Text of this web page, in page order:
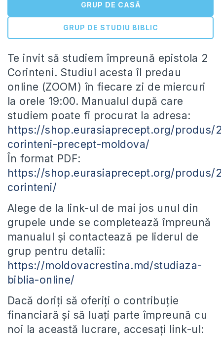
GRUP DE CASĂ
GRUP DE STUDIU BIBLIC
Te invit să studiem împreună epistola 2
Corinteni. Studiul acesta îl predau
online (ZOOM) în fiecare zi de miercuri
la orele 19:00. Manualul după care
studiem poate fi procurat la adresa:
https://shop.eurasiaprecept.org/produs/
corinteni-precept-moldova/
În format PDF:
https://shop.eurasiaprecept.org/produs/
corinteni/
Alege de la link-ul de mai jos unul din
grupele unde se completează împreună
manualul și contactează pe liderul de
grup pentru detalii:
https://moldovacrestina.md/studiaza-
biblia-online/
Dacă doriți să oferiți o contribuție
financiară și să luați parte împreună cu
noi la această lucrare, accesați link-ul: